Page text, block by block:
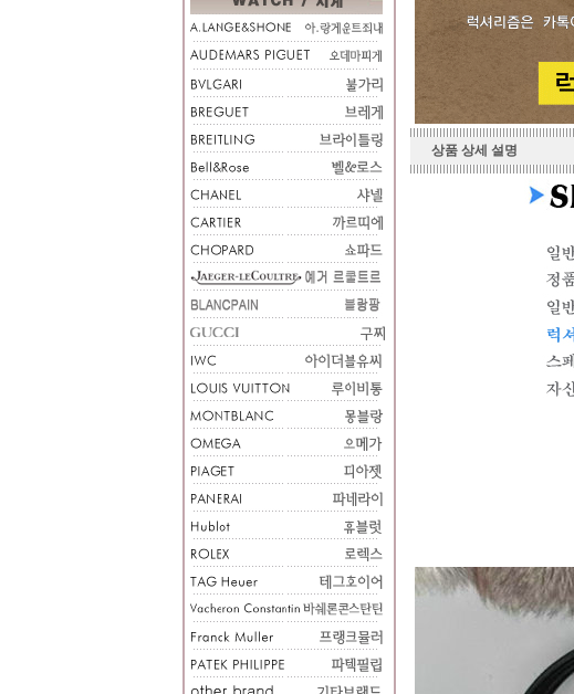
상품 상세 설명